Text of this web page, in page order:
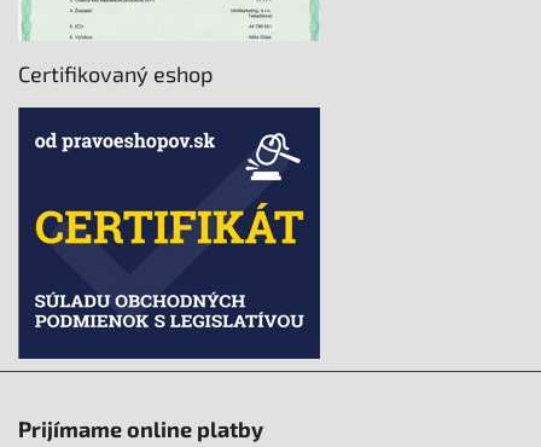
Certifikovaný eshop
Prijímame online platby